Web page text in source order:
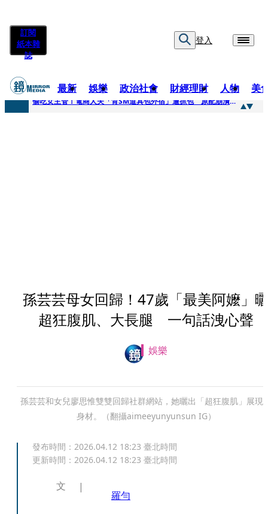
訂閱
紙本雜
誌
登入
最新 娛樂 政治社會 財經理財 人物 美
快訊
偷吃女主管！電商人夫「背SM道具包外宿」遭抓包 原配崩潰求償100萬：從未用過此類
孫芸芸母女回歸！47歲「最美阿嬤」
超狂腹肌、大長腿 一句話洩心聲
娛樂
孫芸芸和女兒廖思惟雙雙回歸社群網站，她曬出「超狂腹肌」展現
身材。（翻攝aimeeyunyunsun IG）
發布時間： 2026.04.12 18:23 臺北時間
更新時間： 2026.04.12 18:23 臺北時間
文
羅勻